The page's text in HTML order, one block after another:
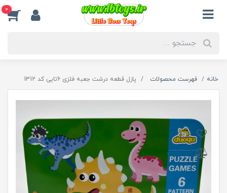
0
خانه فهرست محصولات پازل قطعه درشت جعبه فلزی 6تایی کد 1312